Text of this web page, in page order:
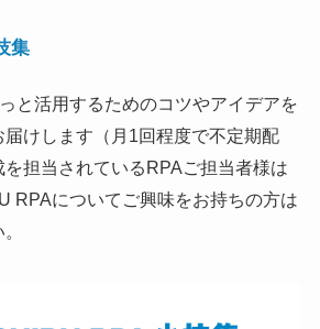
集
と活用するためのコツやアイデアを
届けします（月1回程度で不定期配
担当されているRPAご担当者様は
RPAについてご興味をお持ちの方は